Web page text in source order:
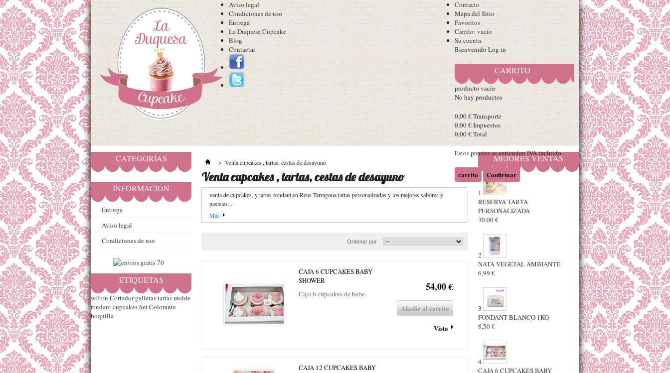
Contacto
Mapa del Sitio
Favoritos
Carrito: vacío
Su cuenta
Bienvenido Log in
CARRITO
producto vacío
No hay productos
0,00 €Transporte
0,00 €Impuestos
0,00 €Total
Estos precios se entienden IVA incluído
carrito Confirmar
Aviso legal
Condiciones de uso
Entrega
La Duquesa Cupcake
Blog
Contactar
CATEGORÍAS
INFORMACIÓN
Entrega
Aviso legal
Condiciones de uso
ETIQUETAS
wilton Cortador galletastartasmolde
fondantcupcakesSetColorante
boquilla
> Venta cupcakes , tartas, cestas de desayuno
Venta cupcakes , tartas, cestas de desayuno
venta de cupcakes, y tartas fondant en Reus Tarragona tartas personalizadas y los mejores sabores y
pasteles...
Más
Ordenar por
CAJA 6 CUPCAKES BABY
SHOWER
Caja 6 cupcakes de bebe.
54,00 €
Añadir al carrito
Vista
CAJA 12 CUPCAKES BABY
MEJORES VENTAS
1
RESERVA TARTA
PERSONALIZADA
30,00 €
2
NATA VEGETAL AMBIANTE
6,99 €
3
FONDANT BLANCO 1KG
8,50 €
4
CAJA 6 CUPCAKES BABY